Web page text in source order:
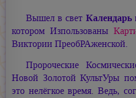
Вышел в свет Календарь
котором Изпользованы
Виктории ПреобРАженской.
Пророческие
Новой Золотой КультУры
это нелёгкое время. Ведь,